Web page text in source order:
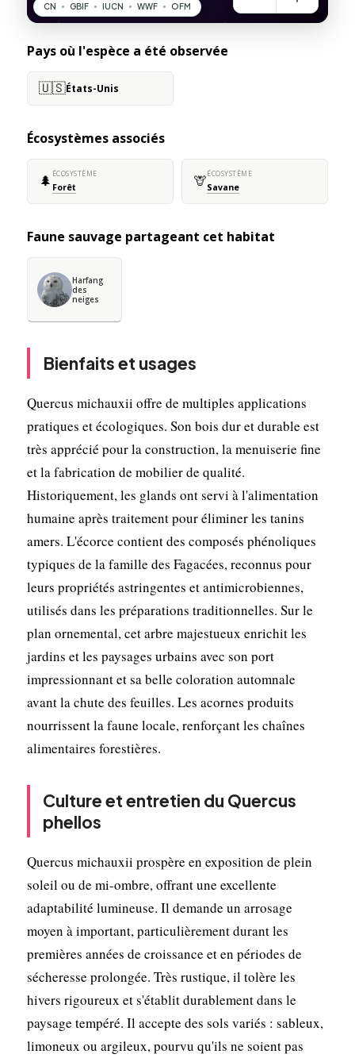
Pays où l'espèce a été observée
🇺🇸États-Unis
Écosystèmes associés
🌲 ÉCOSYSTÈME
Forêt 🦒ÉCOSYSTÈME
Savane
Faune sauvage partageant cet habitat
Harfang
des
neiges
Bienfaits et usages
Quercus michauxii offre de multiples applications
pratiques et écologiques. Son bois dur et durable est
très apprécié pour la construction, la menuiserie fine
et la fabrication de mobilier de qualité.
Historiquement, les glands ont servi à l'alimentation
humaine après traitement pour éliminer les tanins
amers. L'écorce contient des composés phénoliques
typiques de la famille des Fagacées, reconnus pour
leurs propriétés astringentes et antimicrobiennes,
utilisés dans les préparations traditionnelles. Sur le
plan ornemental, cet arbre majestueux enrichit les
jardins et les paysages urbains avec son port
impressionnant et sa belle coloration automnale
avant la chute des feuilles. Les acornes produits
nourrissent la faune locale, renforçant les chaînes
alimentaires forestières.
Culture et entretien du Quercus
phellos
Quercus michauxii prospère en exposition de plein
soleil ou de mi-ombre, offrant une excellente
adaptabilité lumineuse. Il demande un arrosage
moyen à important, particulièrement durant les
premières années de croissance et en périodes de
sécheresse prolongée. Très rustique, il tolère les
hivers rigoureux et s'établit durablement dans le
paysage tempéré. Il accepte des sols variés : sableux,
limoneux ou argileux, pourvu qu'ils ne soient pas